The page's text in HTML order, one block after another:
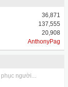
36,871
137,555
20,908
AnthonyPag
phục người...